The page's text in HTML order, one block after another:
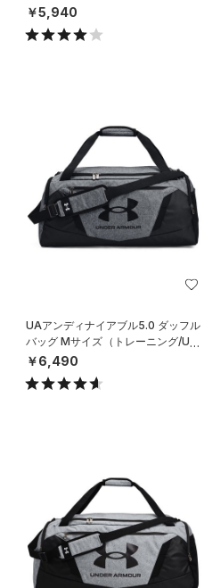
SEX）
￥5,940
UAアンディナイアブル5.0 ダッフル
バッグ Mサイズ（トレーニング/UNI
SEX）
￥6,490